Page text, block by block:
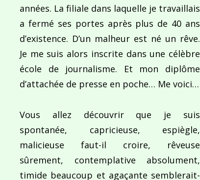
années. La filiale dans laquelle je travaillais
a fermé ses portes après plus de 40 ans
d’existence. D’un malheur est né un rêve.
Je me suis alors inscrite dans une célèbre
école de journalisme. Et mon diplôme
d’attachée de presse en poche… Me voici…
Vous allez découvrir que je suis
spontanée, capricieuse, espiègle,
malicieuse faut-il croire, rêveuse
sûrement, contemplative absolument,
timide beaucoup et agaçante semblerait-